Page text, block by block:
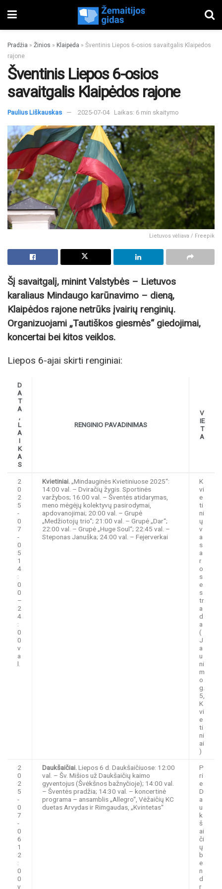
Pradžia » Žinios » Klaipėda » Šventinis Liepos 6-osios savaitgalis Klaipėdos
rajone
Šventinis Liepos 6-osios
savaitgalis Klaipėdos rajone
Paulius Liškauskas 2025-07-04 Laikas: 6 min skaitymo
Lietuvos vėliava / Freepik
Šį savaitgalį, minint Valstybės – Lietuvos
karaliaus Mindaugo karūnavimo – dieną,
Klaipėdos rajone netrūks įvairių renginių.
Organizuojami „Tautiškos giesmės“ giedojimai,
koncertai bei kitos veiklos.
Liepos 6-ajai skirti renginiai:
D
A
T
A
,
L
A
I
K
A
S
RENGINIO PAVADINIMAS
V
IE
T
A
2
0
2
5
-
0
7
-
0
5
1
4
:
0
0
–
2
4
:
0
0
v
a
l.
Kvietiniai. „Mindauginės Kvietiniuose 2025“:
14:00 val. – Dviračių žygis. Sportinės
varžybos; 16:00 val. – Šventės atidarymas,
meno mėgėjų kolektyvų pasirodymai,
apdovanojimai; 20:00 val. – Grupė
„Medžiotojų trio“; 21:00 val. – Grupė „Dar“;
22:00 val. – Grupė „Huge Soul“; 22:45 val. –
Steponas Januška; 24:00 val. – Fejerverkai
K
vi
e
ti
ni
ų
v
a
s
a
r
o
s
e
s
tr
a
d
a
(
J
a
u
ni
m
o
g.
5,
K
vi
e
ti
ni
ai
)
2
0
2
5
-
0
7
-
0
6
1
2
:
0
0
v
Daukšaičiai. Liepos 6 d. Daukšaičiuose: 12:00
val. – Šv. Mišios už Daukšaičių kaimo
gyventojus (Švėkšnos bažnyčioje); 14:00 val.
– Šventės pradžia; 14:30 val. – koncertinė
programa – ansamblis „Allegro“, Vėžaičių KC
duetas Arvydas ir Rimgaudas, „Kvintetas“
P
ri
e
D
a
u
k
š
ai
či
ų
b
e
n
d
r